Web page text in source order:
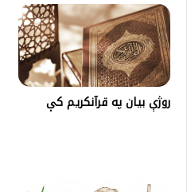
روژې بیان په قرآنکریم کې